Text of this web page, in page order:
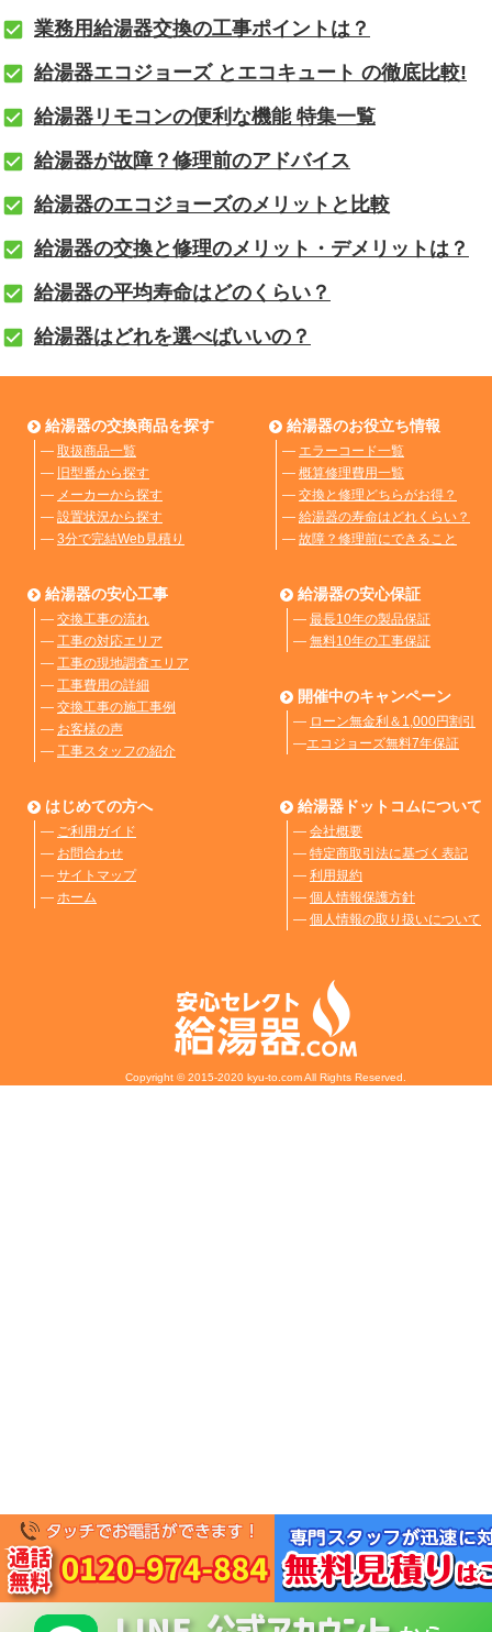
業務用給湯器交換の工事ポイントは？
給湯器エコジョーズ とエコキュート の徹底比較!
給湯器リモコンの便利な機能 特集一覧
給湯器が故障？修理前のアドバイス
給湯器のエコジョーズのメリットと比較
給湯器の交換と修理のメリット・デメリットは？
給湯器の平均寿命はどのくらい？
給湯器はどれを選べばいいの？
給湯器の交換商品を探す
― 取扱商品一覧
― 旧型番から探す
― メーカーから探す
― 設置状況から探す
― 3分で完結Web見積り
給湯器のお役立ち情報
― エラーコード一覧
― 概算修理費用一覧
― 交換と修理どちらがお得？
― 給湯器の寿命はどれくらい？
― 故障？修理前にできること
給湯器の安心工事
― 交換工事の流れ
― 工事の対応エリア
― 工事の現地調査エリア
― 工事費用の詳細
― 交換工事の施工事例
― お客様の声
― 工事スタッフの紹介
給湯器の安心保証
― 最長10年の製品保証
― 無料10年の工事保証
開催中のキャンペーン
― ローン無金利＆1,000円割引
―エコジョーズ無料7年保証
はじめての方へ
― ご利用ガイド
― お問合わせ
― サイトマップ
― ホーム
給湯器ドットコムについて
― 会社概要
― 特定商取引法に基づく表記
― 利用規約
― 個人情報保護方針
― 個人情報の取り扱いについて
Copyright © 2015-2020 kyu-to.com All Rights Reserved.